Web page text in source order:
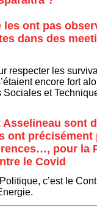
les ont pas
dans des
respecter les
encore fort
et
sont
ont précisément
pour la
le Covid
c’est le